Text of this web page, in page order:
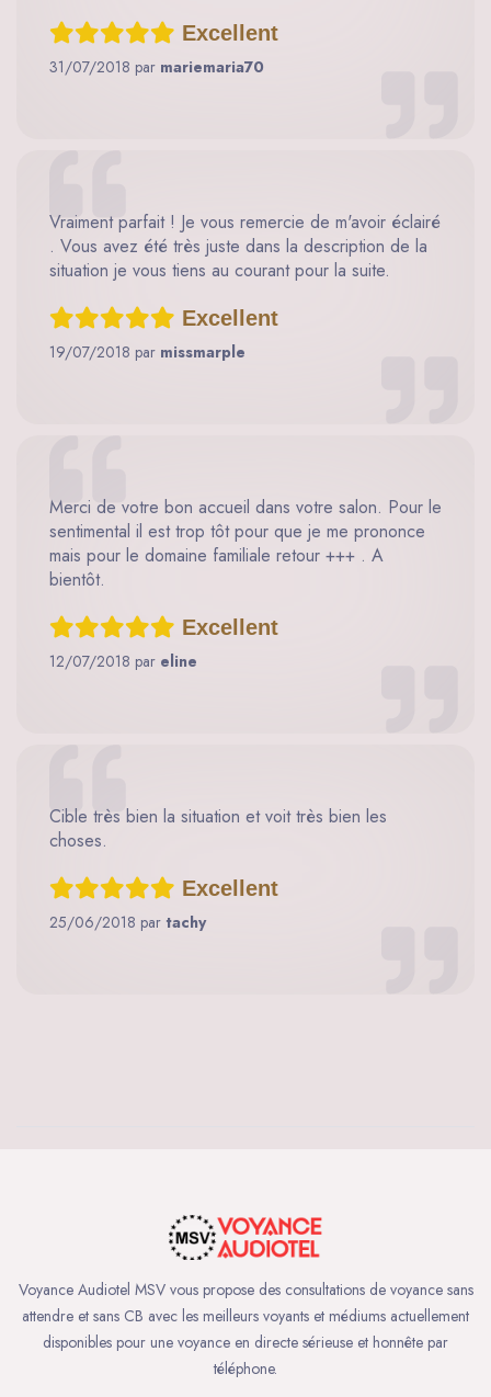
Excellent
31/07/2018 par mariemaria70
Vraiment parfait ! Je vous remercie de m'avoir éclairé
. Vous avez été très juste dans la description de la
situation je vous tiens au courant pour la suite.
Excellent
19/07/2018 par missmarple
Merci de votre bon accueil dans votre salon. Pour le
sentimental il est trop tôt pour que je me prononce
mais pour le domaine familiale retour +++ . A
bientôt.
Excellent
12/07/2018 par eline
Cible très bien la situation et voit très bien les
choses.
Excellent
25/06/2018 par tachy
Voyance Audiotel MSV vous propose des consultations de voyance sans
attendre et sans CB avec les meilleurs voyants et médiums actuellement
disponibles pour une voyance en directe sérieuse et honnête par
téléphone.